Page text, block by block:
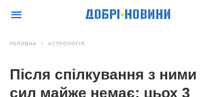
ГОЛОВНА АСТРОЛОГІЯ
Після спілкування з ними
сил майже немає: цьох 3